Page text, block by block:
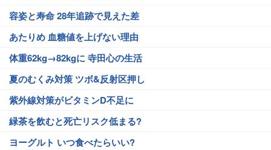
容姿と寿命 28年追跡で見えた差
あたりめ 血糖値を上げない理由
体重62kg→82kgに 寺田心の生活
夏のむくみ対策 ツボ&反射区押し
紫外線対策がビタミンD不足に
緑茶を飲むと死亡リスク低まる?
ヨーグルト いつ食べたらいい?